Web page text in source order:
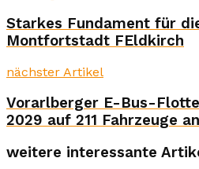
Starkes Fundament für
Montfortstadt FEldkirch
nächster Artikel
Vorarlberger E-Bus-
2029 auf 211 Fahrzeuge an
weitere interessante